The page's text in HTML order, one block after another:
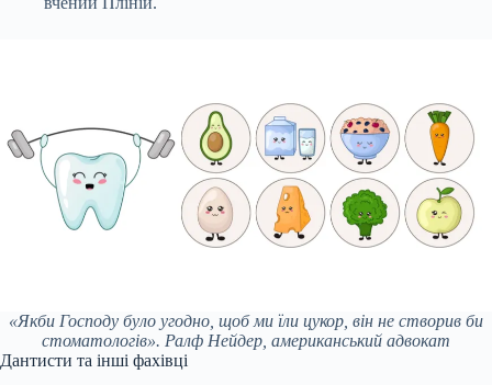
«Якби Господу було угодно, щоб ми їли цукор, він не створив би
стоматологів». Ралф Нейдер, американський адвокат
Дантисти та інші фахівці